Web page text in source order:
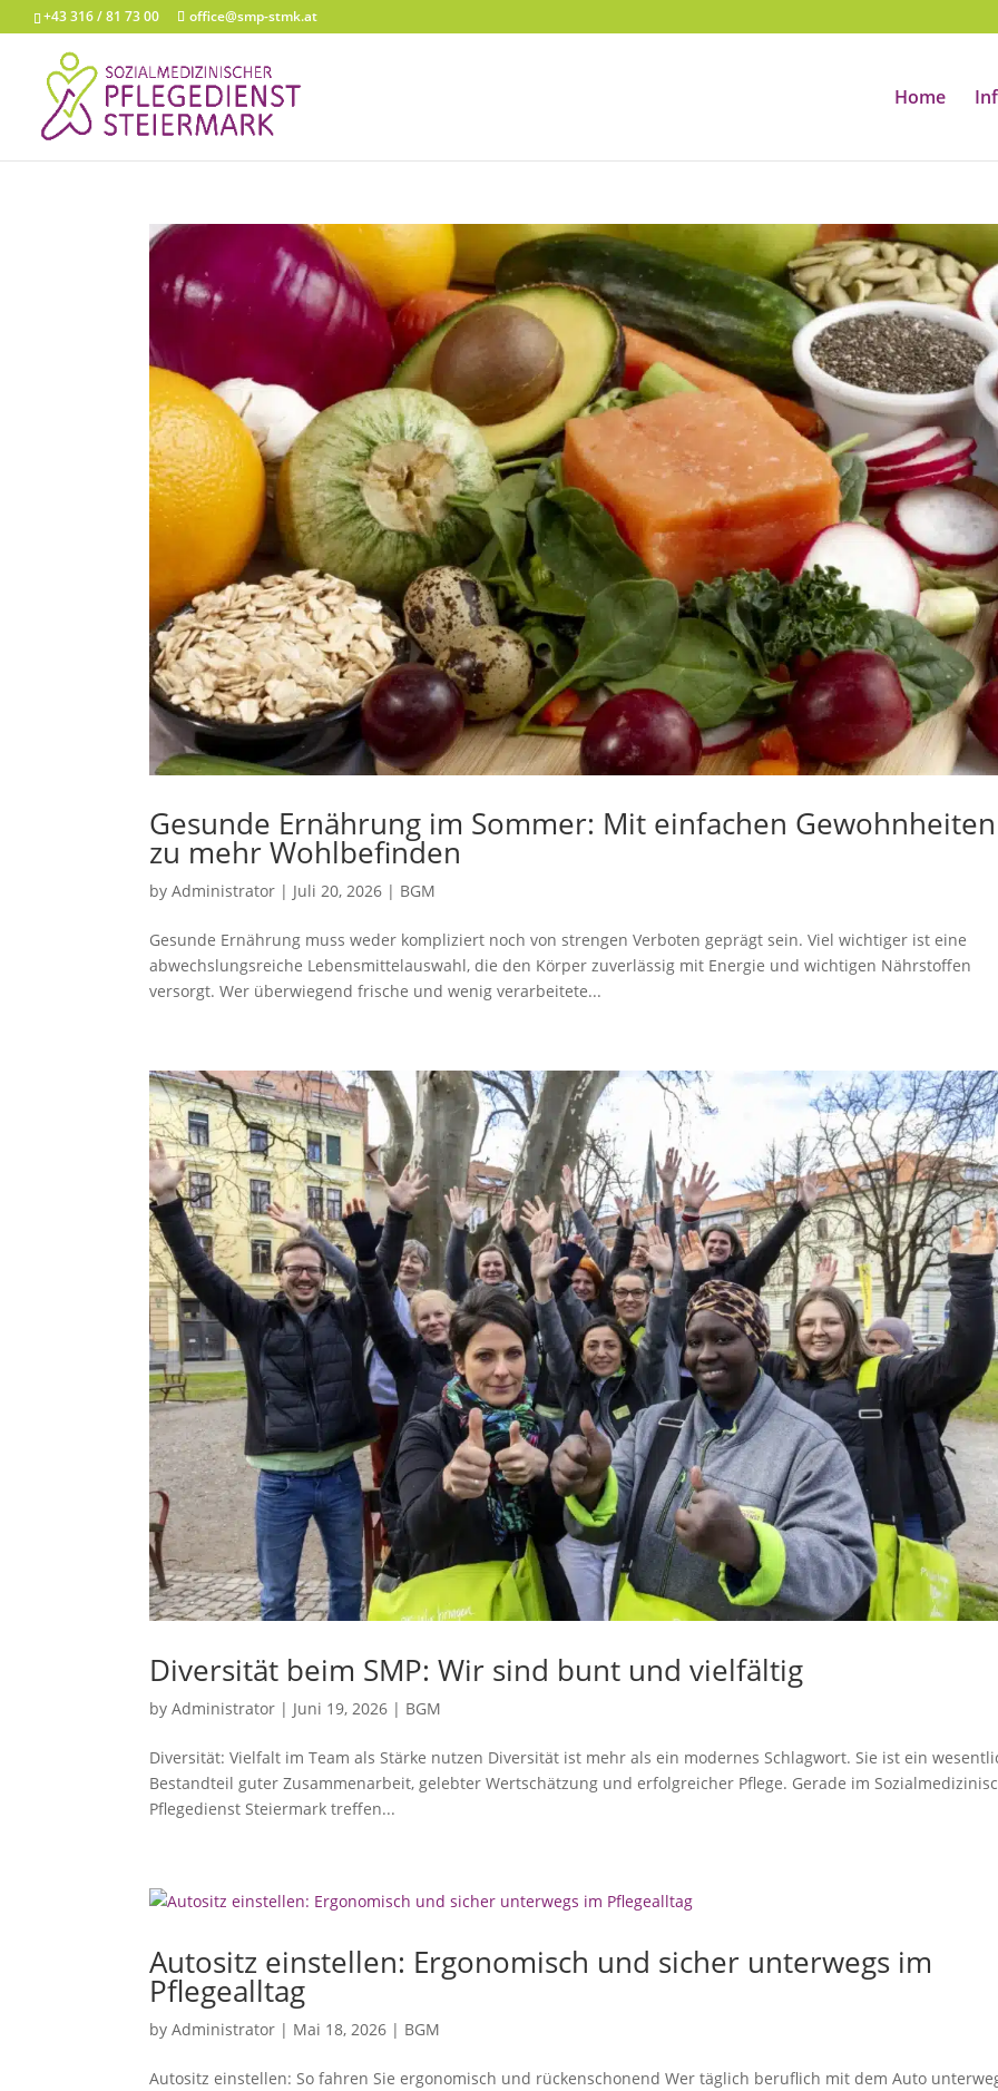
+43 316 / 81 73 00 office@smp-stmk.at
Home
Gesunde Ernährung im Sommer: Mit einfachen Gewohnheiten
zu mehr Wohlbefinden
byAdministrator | Juli 20, 2026 | BGM
Gesunde Ernährung muss weder kompliziert noch von strengen Verboten geprägt sein. Viel wichtiger ist eine
abwechslungsreiche Lebensmittelauswahl, die den Körper zuverlässig mit Energie und wichtigen Nährstoffen
versorgt. Wer überwiegend frische und wenig verarbeitete...
Diversität beim SMP: Wir sind bunt und vielfältig
byAdministrator | Juni 19, 2026 | BGM
Diversität: Vielfalt im Team als Stärke nutzen Diversität ist mehr als ein modernes Schlagwort. Sie ist ein
Bestandteil guter Zusammenarbeit, gelebter Wertschätzung und erfolgreicher Pflege. Gerade im
Pflegedienst Steiermark treffen...
Autositz einstellen: Ergonomisch und sicher unterwegs im
Pflegealltag
byAdministrator | Mai 18, 2026 | BGM
Autositz einstellen: So fahren Sie ergonomisch und rückenschonend Wer täglich beruflich mit dem Auto